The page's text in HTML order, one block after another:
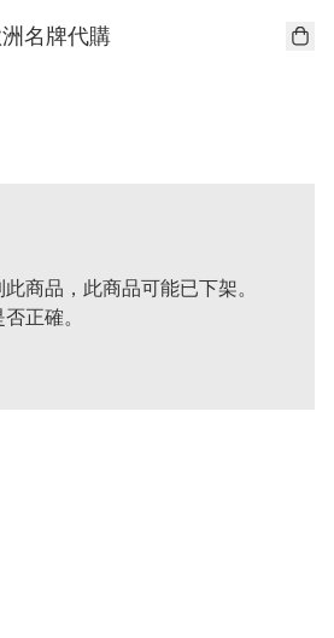
名牌代購
商品，此商品可能已下架。
正確。